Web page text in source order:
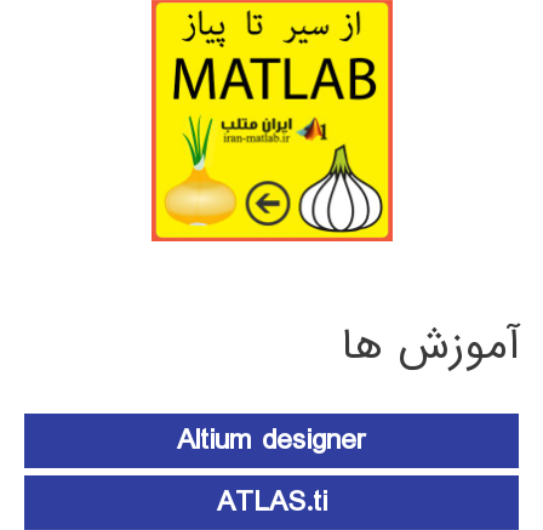
آموزش ها
Altium designer
ATLAS.ti